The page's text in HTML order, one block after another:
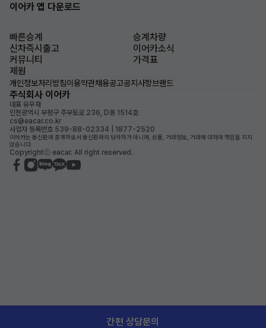
이어카 앱 다운로드
빠른승계
승계차량
신차즉시출고
이어카소식
커뮤니티
가격표
제원
개인정보처리방침이용약관채용공고공지사항브랜드
주식회사 이어카
대표 유우재
인천광역시 부평구 주부토로 236, D동 1514호
cs@eacar.co.kr
사업자 등록번호 539-88-02334 | 1877-2520
이어카는 통신판매 중개자로서 통신판매의 당사자가 아니며, 상품, 거래정보, 거래에 대하여 책임을 지지
않습니다.
Copyrightⓒ eacar. All right reserved.
간편 상담문의